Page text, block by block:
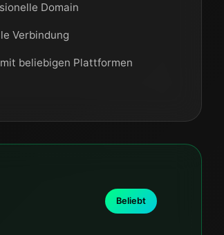
Domain
Verbindung
beliebigen Plattformen
Beliebt